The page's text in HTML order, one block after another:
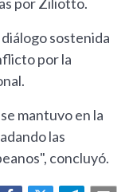
por Ziliotto.
sostenida
por la
mantuvo en la
las
concluyó.